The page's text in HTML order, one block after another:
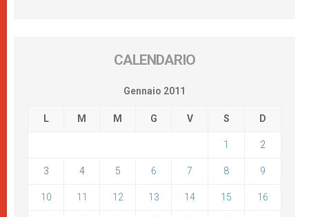
CALENDARIO
Gennaio 2011
L M M G V S D
1 2
3 4 5 6 7 8 9
10 11 12 13 14 15 16